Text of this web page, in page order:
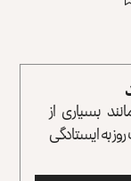
بسیاری از
به ایستادگی